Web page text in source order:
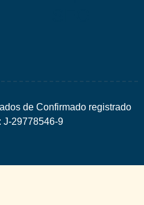
de Confirmado registrado
J-29778546-9